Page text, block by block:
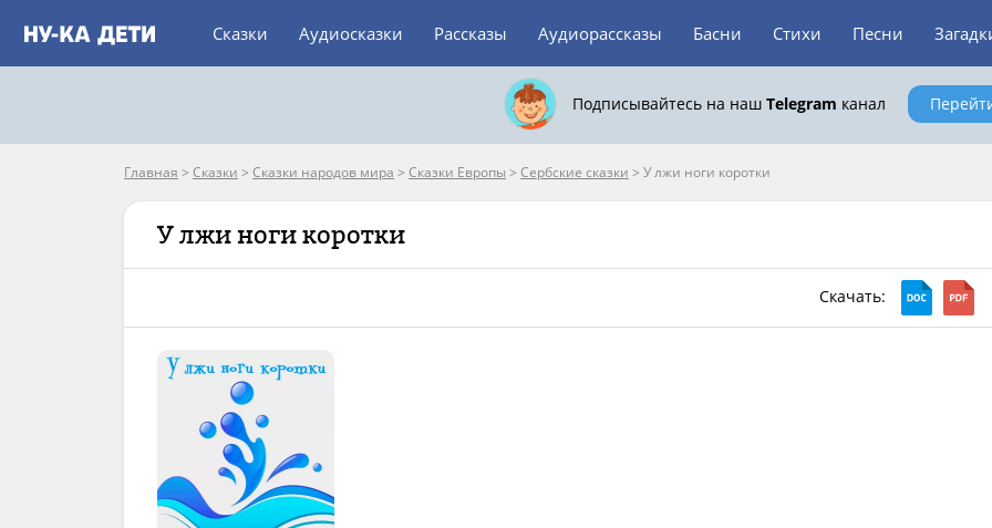
Сказки Аудиосказки Рассказы Аудиорассказы Басни Стихи Песни
Подписывайтесь на наш Telegram канал
Главная > Сказки > Сказки народов мира > Сказки Европы > Сербские сказки > У лжи ноги коротки
У лжи ноги коротки
Скачать: